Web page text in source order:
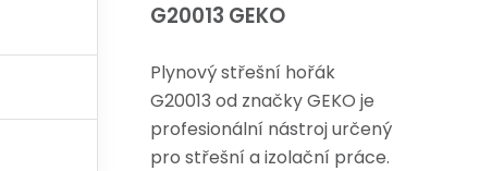
G20013 GEKO
Plynový střešní hořák
G20013 od značky GEKO je
profesionální nástroj určený
pro střešní a izolační práce.